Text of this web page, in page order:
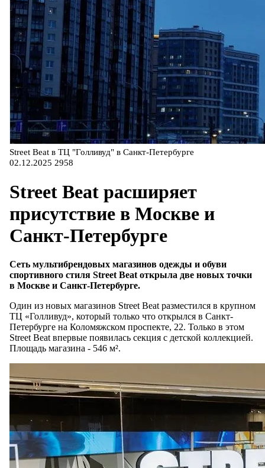
Street Beat в ТЦ "Голливуд" в Санкт-Петербурге
02.12.2025 2958
Street Beat расширяет
присутствие в Москве и
Санкт-Петербурге
Сеть мультибрендовых магазинов одежды и обуви
спортивного стиля Street Beat открыла две новых точки
в Москве и Санкт-Петербурге.
Один из новых магазинов Street Beat разместился в крупном
ТЦ «Голливуд», который только что открылся в Санкт-
Петербурге на Коломяжском проспекте, 22. Только в этом
Street Beat впервые появилась секция с детской коллекцией.
Площадь магазина - 546 м².